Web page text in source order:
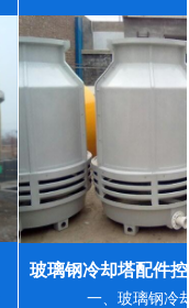
一、玻璃钢冷